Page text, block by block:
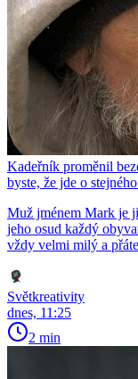
Kadeřník proměnil
byste, že jde o
Muž jménem Mark je
jeho osud každý
vždy velmi milý a
Světkreativity
dnes, 11:25
2 min